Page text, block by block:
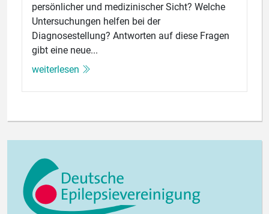
persönlicher und medizinischer Sicht? Welche
Untersuchungen helfen bei der
Diagnosestellung? Antworten auf diese Fragen
gibt eine neue...
weiterlesen